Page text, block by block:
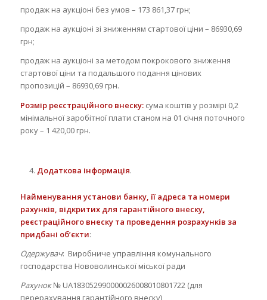
продаж на аукціоні без умов – 173 861,37 грн;
продаж на аукціоні зі зниженням стартової ціни – 86930,69
грн;
продаж на аукціоні за методом покрокового зниження
стартової ціни та подальшого подання цінових
пропозицій – 86930,69 грн.
Розмір реєстраційного внеску:сума коштів у розмірі 0,2
мінімальної заробітної плати станом на 01 січня поточного
року – 1 420,00 грн.
Додаткова інформація.
Найменування установи банку, її адреса та номери
рахунків, відкритих для гарантійного внеску,
реєстраційного внеску та проведення розрахунків за
придбані об’єкти:
Одержувач: Виробниче управління комунального
господарства Нововолинської міської ради
Рахунок№ UA183052990000026008010801722 (для
перерахування гарантійного внеску)